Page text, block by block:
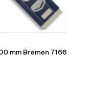
mm Bremen 7166